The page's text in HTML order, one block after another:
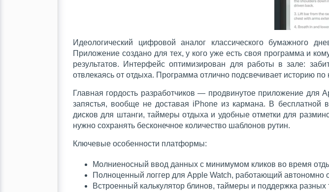
Идеологический цифровой аналог классического бумажного
Приложение создано для тех, у кого уже есть своя программа и
результатов. Интерфейс оптимизирован для работы в зале:
отвлекаясь от отдыха. Программа отлично подсвечивает историю
Главная гордость разработчиков — продвинутое приложение для
запястья, вообще не доставая iPhone из кармана. В бесплатной
дисков для штанги, таймеры отдыха и удобные отметки для
нужно сохранять бесконечное количество шаблонов рутин.
Ключевые особенности платформы:
Молниеносный ввод данных с минимумом кликов во время
Полноценный логгер для Apple Watch, работающий автономно
Встроенный калькулятор блинов, таймеры и поддержка разных